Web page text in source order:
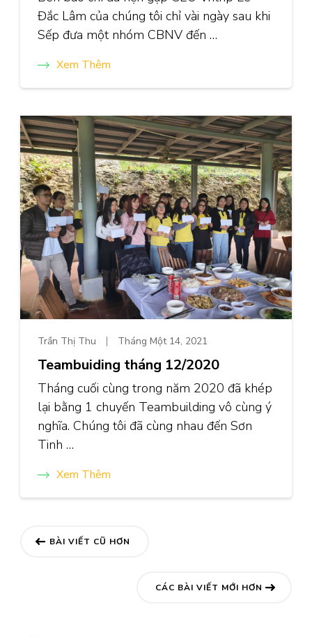
Đắc Lâm của chúng tôi chỉ vài ngày sau khi
Sếp đưa một nhóm CBNV đến …
Xem Thêm
Trần Thị Thu Tháng Một 14, 2021
Teambuiding tháng 12/2020
Tháng cuối cùng trong năm 2020 đã khép
lại bằng 1 chuyến Teambuilding vô cùng ý
nghĩa. Chúng tôi đã cùng nhau đến Sơn
Tinh …
Xem Thêm
ĐiềuBÀI VIẾT CŨ HƠN
CÁC BÀI VIẾT MỚI HƠN